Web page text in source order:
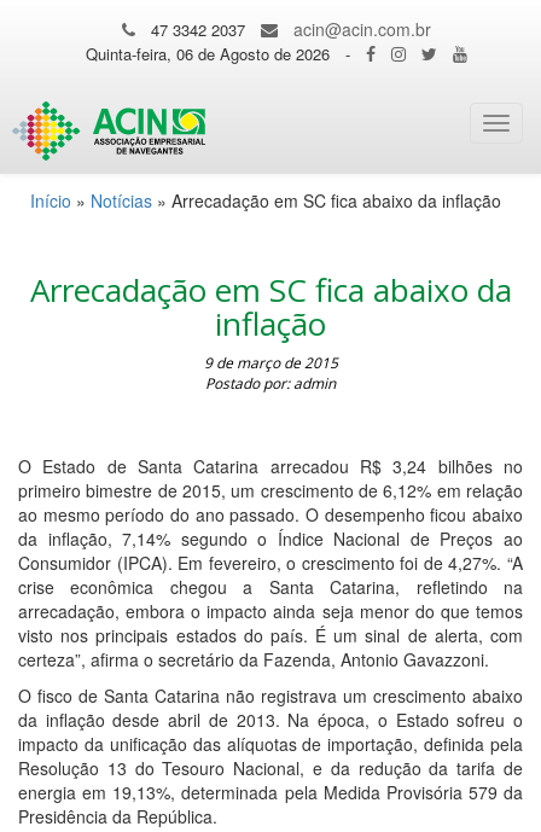
47 3342 2037 acin@acin.com.br
Quinta-feira, 06 de Agosto de 2026 -
Início » Notícias » Arrecadação em SC fica abaixo da inflação
Arrecadação em SC fica abaixo da
inflação
9 de março de 2015
Postado por: admin
O Estado de Santa Catarina arrecadou R$ 3,24 bilhões no
primeiro bimestre de 2015, um crescimento de 6,12% em relação
ao mesmo período do ano passado. O desempenho ficou abaixo
da inflação, 7,14% segundo o Índice Nacional de Preços ao
Consumidor (IPCA). Em fevereiro, o crescimento foi de 4,27%. “A
crise econômica chegou a Santa Catarina, refletindo na
arrecadação, embora o impacto ainda seja menor do que temos
visto nos principais estados do país. É um sinal de alerta, com
certeza”, afirma o secretário da Fazenda, Antonio Gavazzoni.
O fisco de Santa Catarina não registrava um crescimento abaixo
da inflação desde abril de 2013. Na época, o Estado sofreu o
impacto da unificação das alíquotas de importação, definida pela
Resolução 13 do Tesouro Nacional, e da redução da tarifa de
energia em 19,13%, determinada pela Medida Provisória 579 da
Presidência da República.